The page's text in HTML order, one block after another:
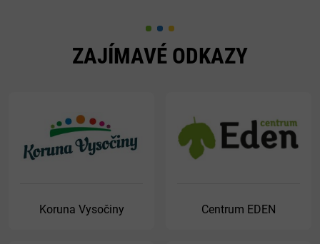
ZAJÍMAVÉ ODKAZY
Koruna Vysočiny Centrum EDEN